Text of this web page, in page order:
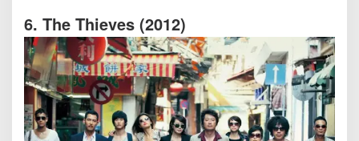
6. The Thieves (2012)